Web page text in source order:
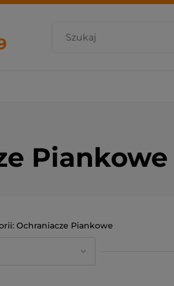
Piankowe
Ochraniacze Piankowe